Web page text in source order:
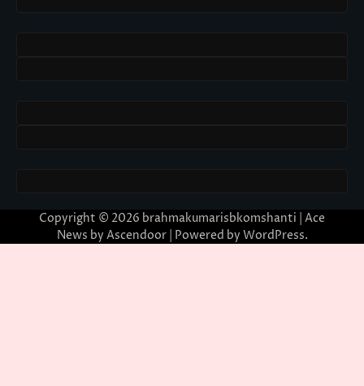
Copyright © 2026 brahmakumarisbkomshanti | Ace
News by Ascendoor| Powered by WordPress.